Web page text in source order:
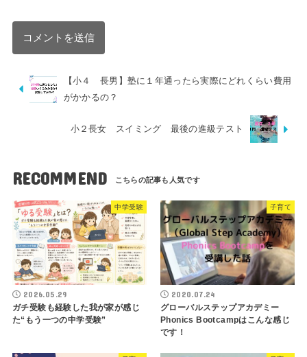
【小４ 長男】塾に１年通ったら実際にどれくらい費用
がかかるの？
小２長女 スイミング 最後の進級テスト
RECOMMEND
中学受験
2026.05.29
ガチ受験も経験した我が家が感じ
た“もう一つの中学受験”
子育て
2020.07.24
グローバルステップアカデミー
Phonics Bootcampはこんな感じ
です！